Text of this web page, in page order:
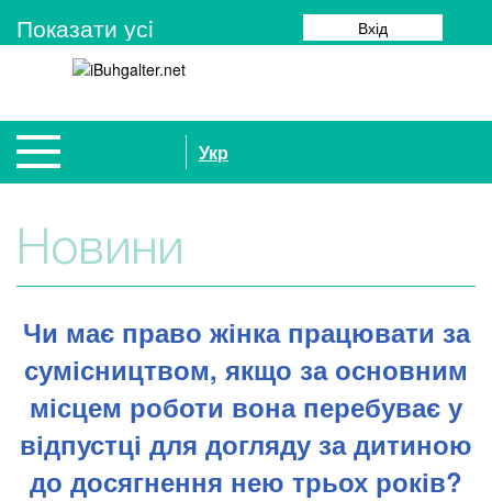
Показати усi Вхід
Укр
Новини
Чи має право жінка працювати за
сумісництвом, якщо за основним
місцем роботи вона перебуває у
відпустці для догляду за дитиною
до досягнення нею трьох років?